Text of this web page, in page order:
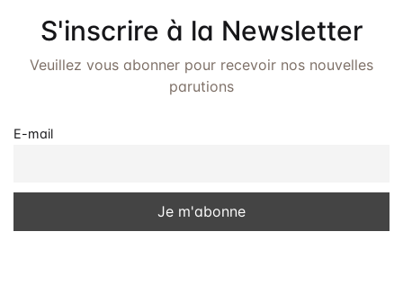
S'inscrire à la Newsletter
Veuillez vous abonner pour recevoir nos nouvelles
parutions
E-mail